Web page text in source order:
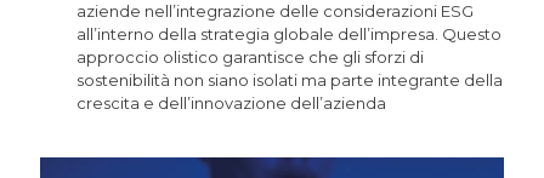
aziende nell’integrazione delle considerazioni ESG
all’interno della strategia globale dell’impresa. Questo
approccio olistico garantisce che gli sforzi di
sostenibilità non siano isolati ma parte integrante della
crescita e dell’innovazione dell’azienda